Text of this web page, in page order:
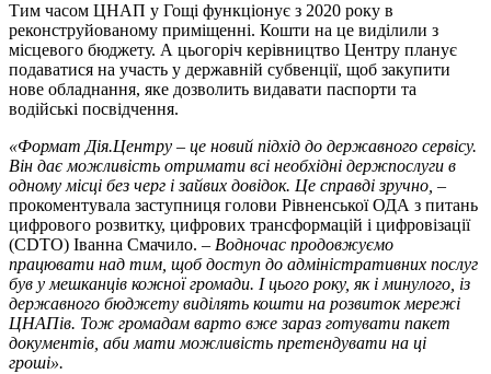
Тим часом ЦНАП у Гощі функціонує з 2020 року в
реконструйованому приміщенні. Кошти на це виділили з
місцевого бюджету. А цьогоріч керівництво Центру планує
подаватися на участь у державній субвенції, щоб закупити
нове обладнання, яке дозволить видавати паспорти та
водійські посвідчення.
«Формат Дія.Центру – це новий підхід до державного сервісу.
Він дає можливість отримати всі необхідні держпослуги в
одному місці без черг і зайвих довідок. Це справді зручно, –
прокоментувала заступниця голови Рівненської ОДА з питань
цифрового розвитку, цифрових трансформацій і цифровізації
(CDTO) Іванна Смачило. – Водночас продовжуємо
працювати над тим, щоб доступ до адміністративних послуг
був у мешканців кожної громади. І цього року, як і минулого, із
державного бюджету виділять кошти на розвиток мережі
ЦНАПів. Тож громадам варто вже зараз готувати пакет
документів, аби мати можливість претендувати на ці
гроші».